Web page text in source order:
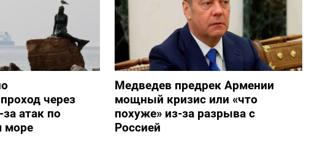
через
атак по
море
Медведев предрек Армении
мощный кризис или «что
похуже» из-за разрыва с
Россией